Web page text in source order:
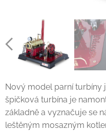
Nový model parní turbíny
špičková turbína je
základně a vyznačuje se
leštěným mosazným